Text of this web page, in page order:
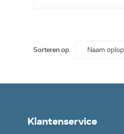
Sorteren op
Klantenservice